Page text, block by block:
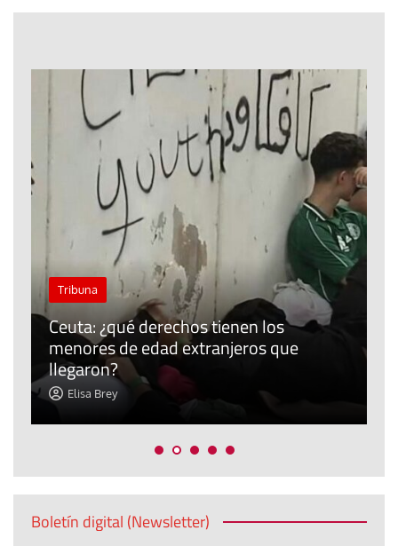
Tribuna
Ceuta: ¿qué derechos tienen los
menores de edad extranjeros que
llegaron?
Elisa Brey
Boletín digital (Newsletter)